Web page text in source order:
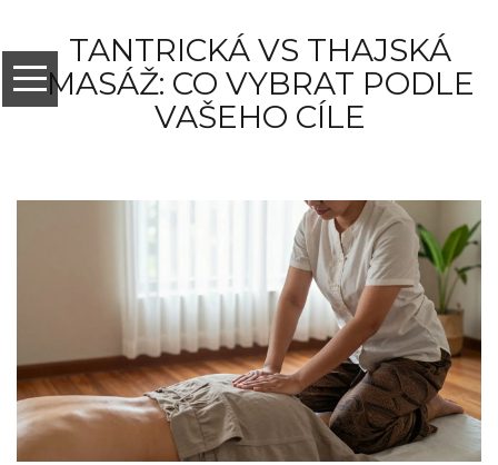
TANTRICKÁ VS THAJSKÁ
MASÁŽ: CO VYBRAT PODLE
VAŠEHO CÍLE